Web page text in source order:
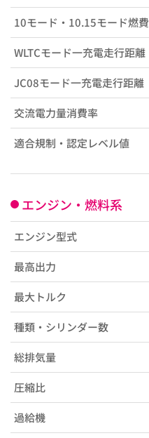
10モード・10.15モード燃費
WLTCモード一充電走行距離
JC08モード一充電走行距離
交流電力量消費率
適合規制・認定レベル値
エンジン・燃料系
エンジン型式
最高出力
最大トルク
種類・シリンダー数
総排気量
圧縮比
過給機